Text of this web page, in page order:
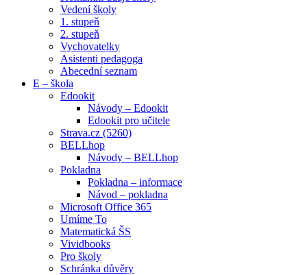
Vedení školy
1. stupeň
2. stupeň
Vychovatelky
Asistenti pedagoga
Abecední seznam
E – škola
Edookit
Návody – Edookit
Edookit pro učitele
Strava.cz (5260)
BELLhop
Návody – BELLhop
Pokladna
Pokladna – informace
Návod – pokladna
Microsoft Office 365
Umíme To
Matematická ŠS
Vividbooks
Pro školy
Schránka důvěry